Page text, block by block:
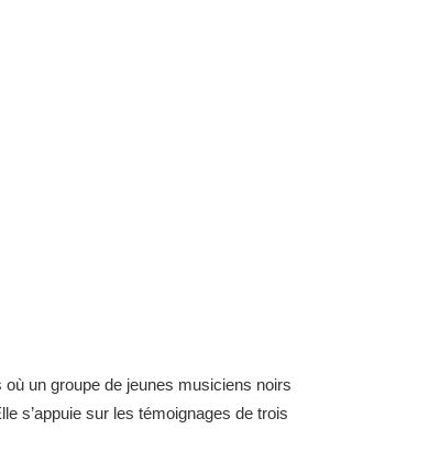
un groupe de jeunes musiciens noirs
s’appuie sur les témoignages de trois